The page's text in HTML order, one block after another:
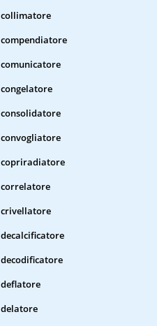
collimatore
compendiatore
comunicatore
congelatore
consolidatore
convogliatore
copriradiatore
correlatore
crivellatore
decalcificatore
decodificatore
deflatore
delatore